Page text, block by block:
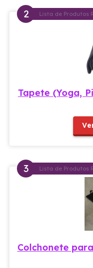
Lista de Produtos
Tapete (Yoga,
Lista de Produtos
Colchonete